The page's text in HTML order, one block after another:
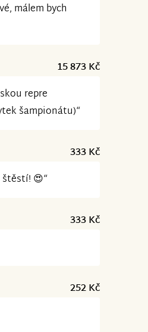
málem bych
15 873 Kč
repre
šampionátu)“
333 Kč
😍“
333 Kč
252 Kč